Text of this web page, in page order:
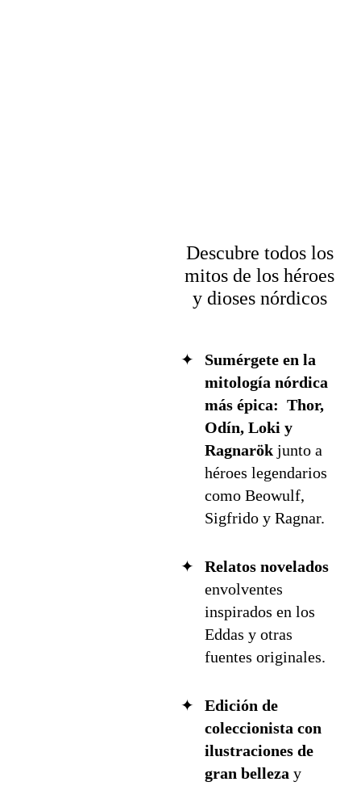
Descubre todos los
mitos de los héroes
y dioses nórdicos
Sumérgete en la
mitología nórdica
más épica: Thor,
Odín, Loki y
Ragnarök junto a
héroes legendarios
como Beowulf,
Sigfrido y Ragnar.
Relatos novelados
envolventes
inspirados en los
Eddas y otras
fuentes originales.
Edición de
coleccionista con
ilustraciones de
gran belleza y